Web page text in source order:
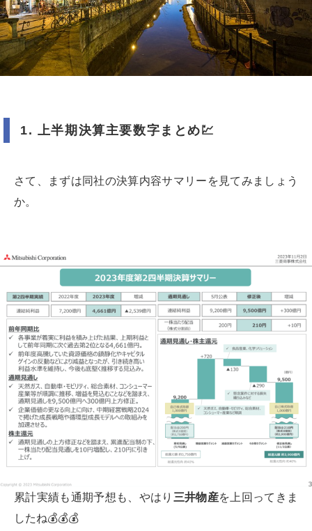
1. 上半期決算主要数字まとめ💹
さて、まずは同社の決算内容サマリーを見てみましょう
か。
累計実績も通期予想も、やはり 三井物産を上回ってきま
したね💰💰💰